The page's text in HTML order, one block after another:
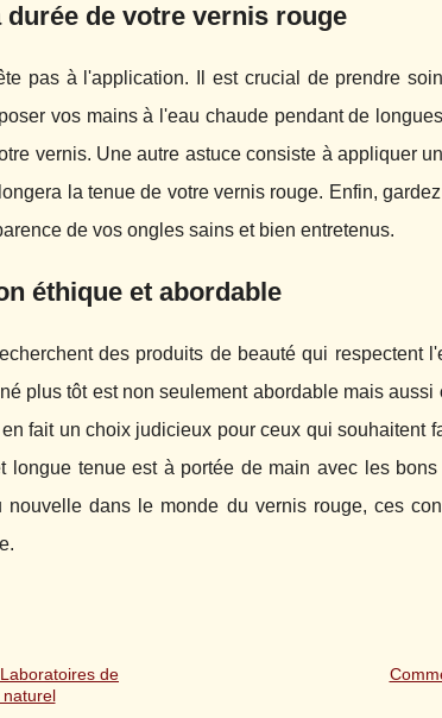
de votre vernis rouge
pas à l'application. Il est crucial de prendre
vos mains à l'eau chaude pendant de
vernis. Une autre astuce consiste à appliquer
la tenue de votre vernis rouge. Enfin,
de vos ongles sains et bien entretenus.
éthique et abordable
des produits de beauté qui respectent
plus tôt est non seulement abordable mais aussi
fait un choix judicieux pour ceux qui souhaitent
longue tenue est à portée de main avec les
dans le monde du vernis rouge, ces
de